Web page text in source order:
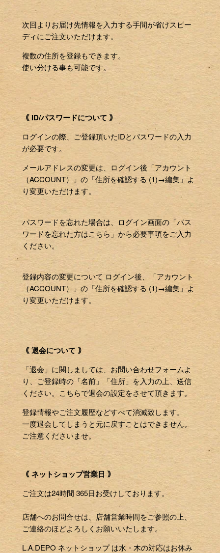
次回よりお届け先情報を入力する手間が省けスピー
ディにご注文いただけます。
複数の住所を登録もできます。
使い分ける事も可能です。
｟ ID/パスワードについて ｠
ログインの際、ご登録頂いたIDとパスワードの入力
が必要です。
メールアドレスの変更は、ログイン後「アカウント
（ACCOUNT）」の「住所を確認する (1)→編集」よ
り変更いただけます。
パスワードを忘れた場合は、ログイン画面の「パス
ワードを忘れた方はこちら」から必要事項をご入力
ください。
登録内容の変更について ログイン後、「アカウント
（ACCOUNT）」の「住所を確認する (1)→編集」よ
り変更いただけます。
｟ 退会について ｠
「退会」に関しましては、お問い合わせフォームよ
り、ご登録時の「名前」「住所」を入力の上、送信
ください。こちらで退会の設定をさせて頂きます。
登録情報やご注文履歴などすべて消滅致します。
一度退会してしまうと元に戻すことはできません。
ご注意くださいませ。
｟ ネットショップ営業日 ｠
ご注文は24時間 365日お受けしております。
店舗へのお問合せは、店舗営業時間をご参照の上、
ご連絡のほどよろしくお願いいたします。
L.A.DEPO ネットショップ は水・木の対応はお休み